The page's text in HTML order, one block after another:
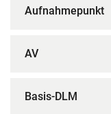
Aufnahmepunkt
AV
Basis-DLM